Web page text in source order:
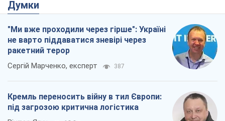
Думки
"Ми вже проходили через гірше": Україні
не варто піддаватися зневірі через
ракетний терор
Сергій Марченко, експерт 387
Кремль переносить війну в тил Європи:
під загрозою критична логістика